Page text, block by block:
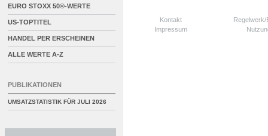
Kontakt
Impressum
EURO STOXX 50®-WERTE
US-TOPTITEL
HANDEL PER ERSCHEINEN
ALLE WERTE A-Z
PUBLIKATIONEN
UMSATZSTATISTIK FÜR JULI 2026